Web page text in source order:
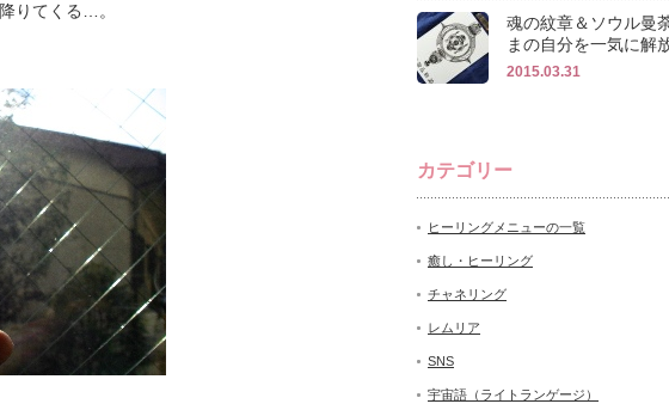
りてくる…。
魂の紋章＆ソウル曼
まの自分を一気に解
2015.03.31
カテゴリー
ヒーリングメニューの一覧
癒し・ヒーリング
チャネリング
レムリア
SNS
宇宙語（ライトランゲージ）